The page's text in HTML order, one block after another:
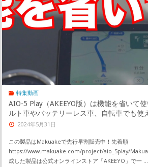
特集動画
AIO-5 Play（AKEEYO版）は機能を省いて
ルト車やバッテリーレス車、自転車でも使
2024年5月31日
この製品はMakuakeで先行早割販売中！先着順
https://www.makuake.com/project/aio_5play/
成した製品は公式オンラインストア「AKEEYO」で一 …